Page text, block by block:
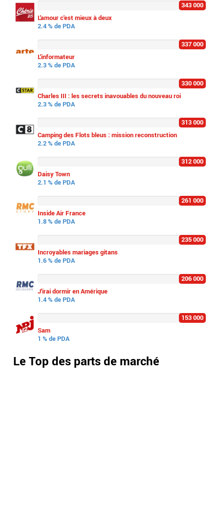
L'amour c'est mieux à deux
2.4 % de PDA
343 000
L'informateur
2.3 % de PDA
337 000
Charles III : les secrets inavouables du nouveau roi
2.3 % de PDA
330 000
Camping des Flots bleus : mission reconstruction
2.2 % de PDA
313 000
Daisy Town
2.1 % de PDA
312 000
Inside Air France
1.8 % de PDA
261 000
Incroyables mariages gitans
1.6 % de PDA
235 000
J'irai dormir en Amérique
1.4 % de PDA
206 000
Sam
1 % de PDA
153 000
Le Top des parts de marché